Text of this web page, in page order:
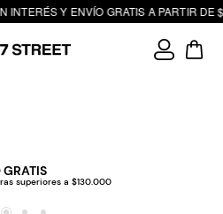
INTERÉS Y ENVÍO GRATIS A PARTIR DE
superiores a $130.000